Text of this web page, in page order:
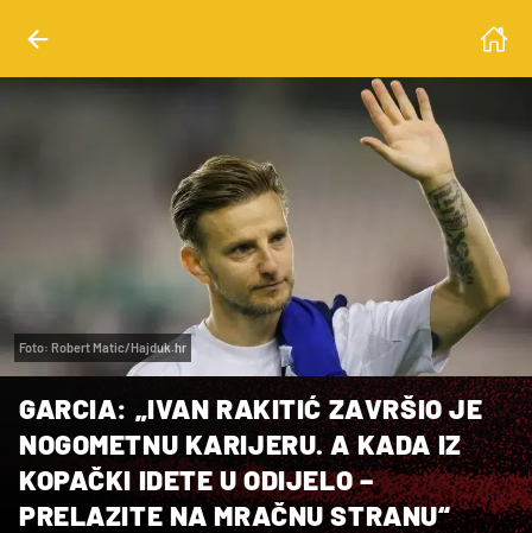
Foto: Robert Matic/Hajduk.hr
GARCIA: „IVAN RAKITIĆ ZAVRŠIO JE
NOGOMETNU KARIJERU. A KADA IZ
KOPAČKI IDETE U ODIJELO –
PRELAZITE NA MRAČNU STRANU“